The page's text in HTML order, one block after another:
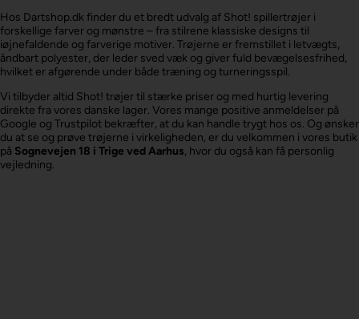
Hos Dartshop.dk finder du et bredt udvalg af Shot! spillertrøjer i
forskellige farver og mønstre – fra stilrene klassiske designs til
iøjnefaldende og farverige motiver. Trøjerne er fremstillet i letvægts,
åndbart polyester, der leder sved væk og giver fuld bevægelsesfrihed,
hvilket er afgørende under både træning og turneringsspil.
Vi tilbyder altid Shot! trøjer til stærke priser og med hurtig levering
direkte fra vores danske lager. Vores mange positive anmeldelser på
Google og Trustpilot bekræfter, at du kan handle trygt hos os. Og ønsker
du at se og prøve trøjerne i virkeligheden, er du velkommen i vores butik
på Sognevejen 18 i Trige ved Aarhus, hvor du også kan få personlig
vejledning.